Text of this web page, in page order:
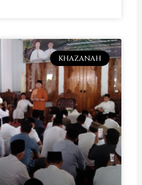
KHAZANAH